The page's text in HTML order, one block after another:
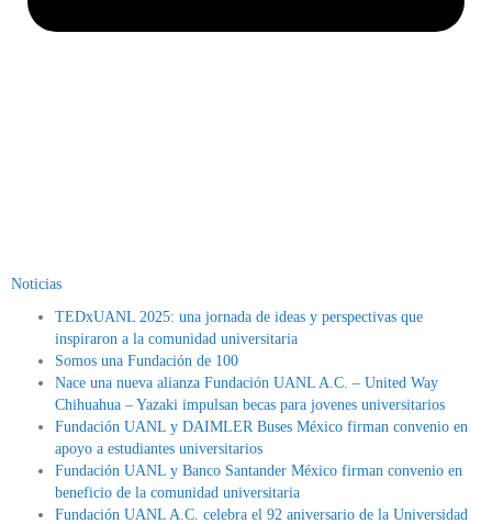
Noticias
TEDxUANL 2025: una jornada de ideas y perspectivas que
inspiraron a la comunidad universitaria
Somos una Fundación de 100
Nace una nueva alianza Fundación UANL A.C. – United Way
Chihuahua – Yazaki impulsan becas para jovenes universitarios
Fundación UANL y DAIMLER Buses México firman convenio en
apoyo a estudiantes universitarios
Fundación UANL y Banco Santander México firman convenio en
beneficio de la comunidad universitaria
Fundación UANL A.C. celebra el 92 aniversario de la Universidad